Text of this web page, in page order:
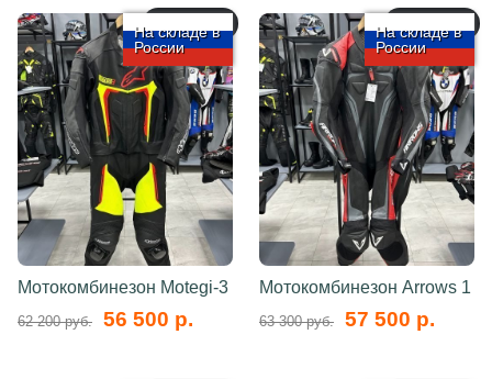
На складе в
России
Мотокомбинезон Motegi-3
62 200 руб. 56 500 р.
На складе в
России
Мотокомбинезон Arrows 1
63 300 руб. 57 500 р.